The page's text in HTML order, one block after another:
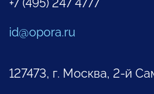
id@opora.ru
127473, г. Москва, 2-й